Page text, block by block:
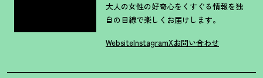
大人の女性の好奇心をくすぐる情報を独
自の目線で楽しくお届けします。
WebsiteInstagramXお問い合わせ